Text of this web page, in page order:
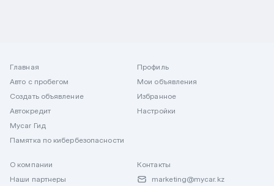
Главная
Авто с пробегом
Создать объявление
Автокредит
Mycar Гид
Памятка по кибербезопасности
Профиль
Мои объявления
Избранное
Настройки
О компании
Наши партнеры
Контакты
marketing@mycar.kz